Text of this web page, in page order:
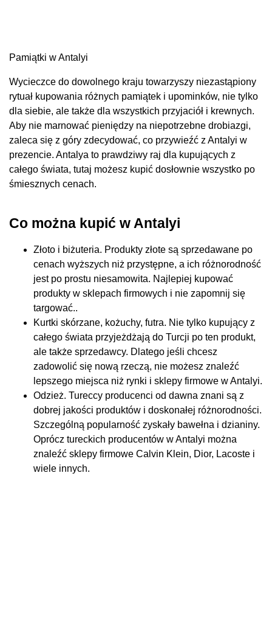
Pamiątki w Antalyi
Wycieczce do dowolnego kraju towarzyszy niezastąpiony
rytuał kupowania różnych pamiątek i upominków, nie tylko
dla siebie, ale także dla wszystkich przyjaciół i krewnych.
Aby nie marnować pieniędzy na niepotrzebne drobiazgi,
zaleca się z góry zdecydować, co przywieźć z Antalyi w
prezencie. Antalya to prawdziwy raj dla kupujących z
całego świata, tutaj możesz kupić dosłownie wszystko po
śmiesznych cenach.
Co można kupić w Antalyi
Złoto i biżuteria. Produkty złote są sprzedawane po
cenach wyższych niż przystępne, a ich różnorodność
jest po prostu niesamowita. Najlepiej kupować
produkty w sklepach firmowych i nie zapomnij się
targować..
Kurtki skórzane, kożuchy, futra. Nie tylko kupujący z
całego świata przyjeżdżają do Turcji po ten produkt,
ale także sprzedawcy. Dlatego jeśli chcesz
zadowolić się nową rzeczą, nie możesz znaleźć
lepszego miejsca niż rynki i sklepy firmowe w Antalyi.
Odzież. Tureccy producenci od dawna znani są z
dobrej jakości produktów i doskonałej różnorodności.
Szczególną popularność zyskały bawełna i dzianiny.
Oprócz tureckich producentów w Antalyi można
znaleźć sklepy firmowe Calvin Klein, Dior, Lacoste i
wiele innych.